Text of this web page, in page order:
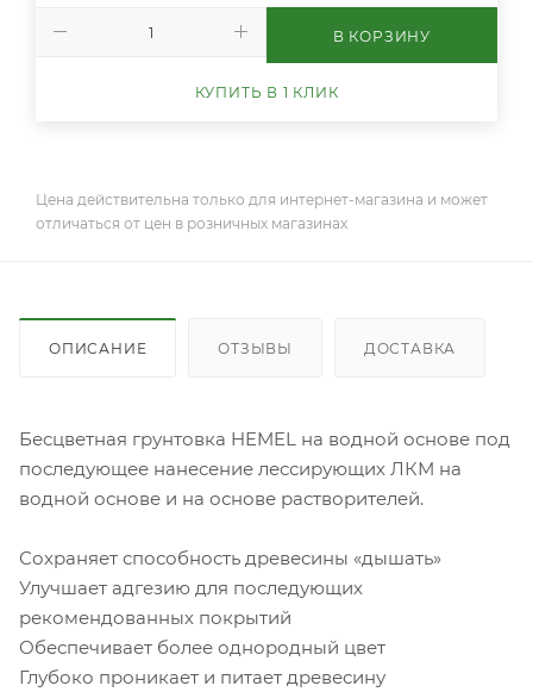
В КОРЗИНУ
КУПИТЬ В 1 КЛИК
Цена действительна только для интернет-магазина и может
отличаться от цен в розничных магазинах
ОПИСАНИЕ ОТЗЫВЫ ДОСТАВКА
Бесцветная грунтовка HEMEL на водной основе под
последующее нанесение лессирующих ЛКМ на
водной основе и на основе растворителей.
Сохраняет способность древесины «дышать»
Улучшает адгезию для последующих
рекомендованных покрытий
Обеспечивает более однородный цвет
Глубоко проникает и питает древесину